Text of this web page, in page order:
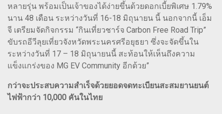
หลายรุ่น พร้อมเป็นเจ้าของได้ง่ายขึ้นด้วยดอกเบี้ยพิเศษ 1.79%
นาน 48 เดือน ระหว่างวันที่ 16-18 มิถุนายน นี้ นอกจากนี้ เอ็ม
จี เตรียมจัดกิจกรรม “กินเที่ยวชาร์จ Carbon Free Road Trip”
ขับรถอีวีลุยเที่ยวจังหวัดพระนครศรีอยุธยา ซึ่งจะจัดขึ้นใน
ระหว่างวันที่ 17 – 18 มิถุนายนนี้ สะท้อนให้เห็นถึงความ
แข็งแกร่งของ MG EV Community อีกด้วย”
กว่าจะประสบความสำเร็จด้วยยอดจดทะเบียนสะสมยานยนต์
ไฟฟ้ากว่า 10,000 คันในไทย